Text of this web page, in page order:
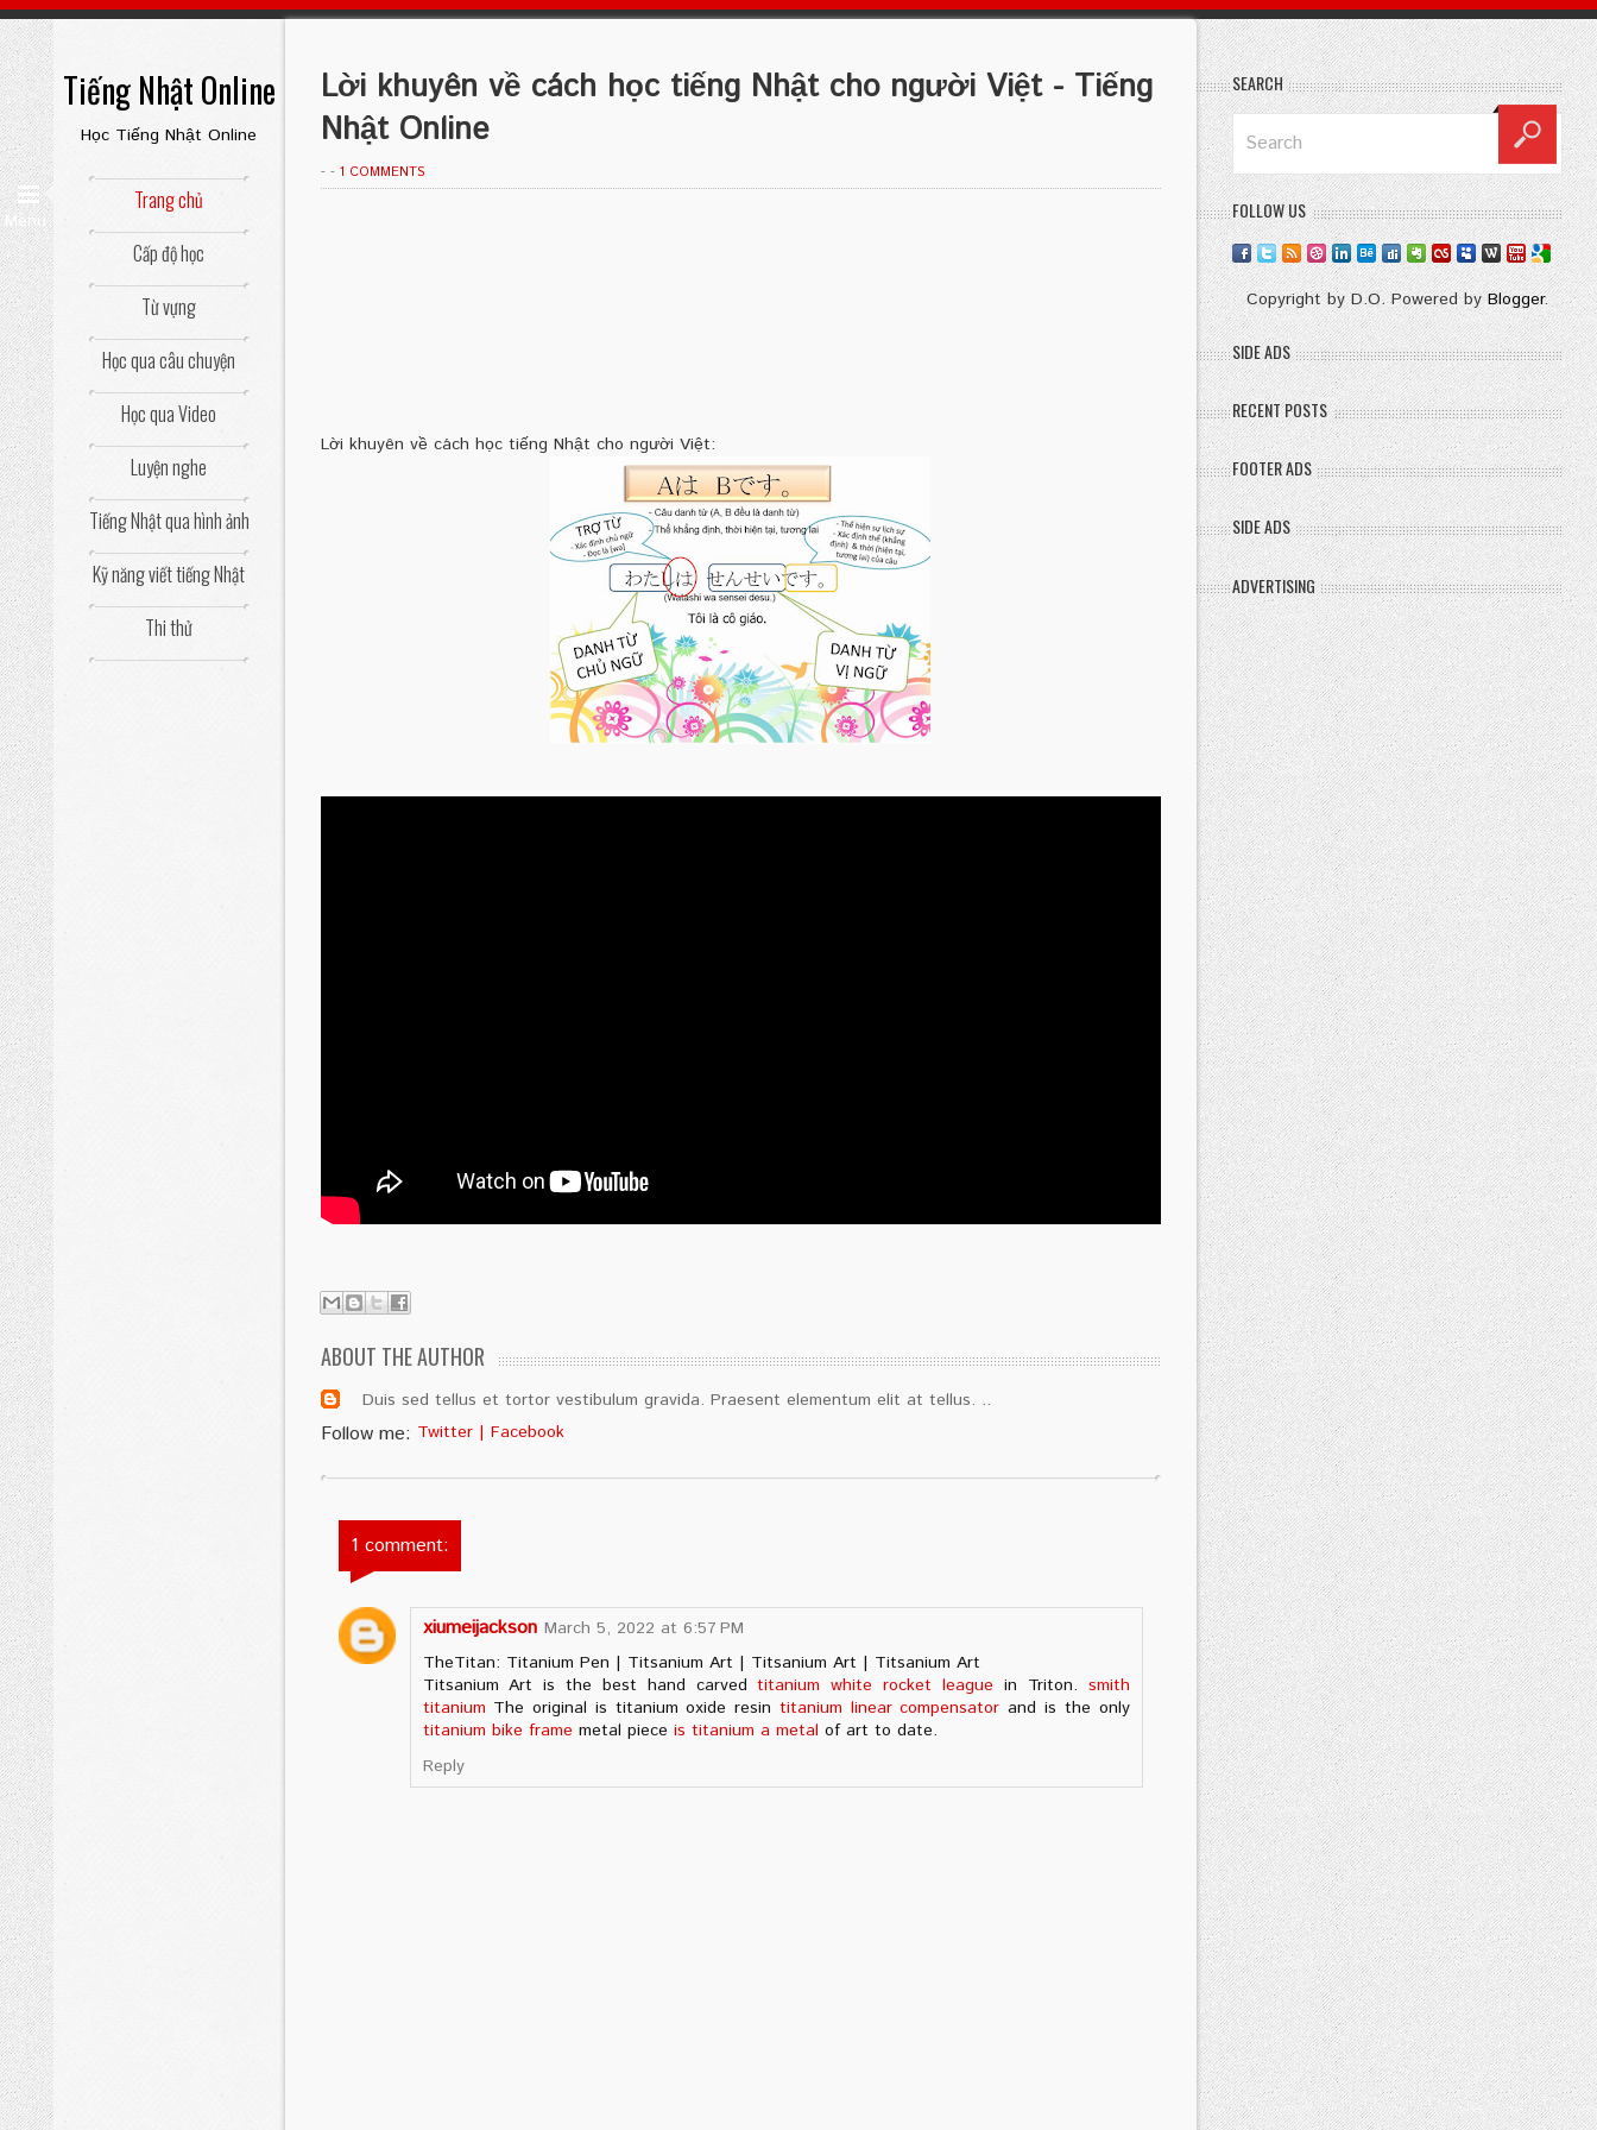
Tiếng Nhật Online
Học Tiếng Nhật Online
Menu
Trang chủ
Cấp độ học
Từ vựng
Học qua câu chuyện
Học qua Video
Luyện nghe
Tiếng Nhật qua hình ảnh
Kỹ năng viết tiếng Nhật
Thi thử
Lời khuyên về cách học tiếng Nhật cho người Việt - Tiếng
Nhật Online
- - 1 COMMENTS
Lời khuyên về cách học tiếng Nhật cho người Việt:
ABOUT THE AUTHOR
Duis sed tellus et tortor vestibulum gravida. Praesent elementum elit at tellus. ..
Follow me: Twitter | Facebook
1 comment:
xiumeijackson March 5, 2022 at 6:57 PM
TheTitan: Titanium Pen | Titsanium Art | Titsanium Art | Titsanium Art
Titsanium Art is the best hand carvedtitanium white rocket league in Triton. smith
titanium The original is titanium oxide resin titanium linear compensator and is the only
titanium bike frame metal piece is titanium a metal of art to date.
Reply
SEARCH
FOLLOW US
Copyright by D.O. Powered byBlogger.
SIDE ADS
RECENT POSTS
FOOTER ADS
SIDE ADS
ADVERTISING